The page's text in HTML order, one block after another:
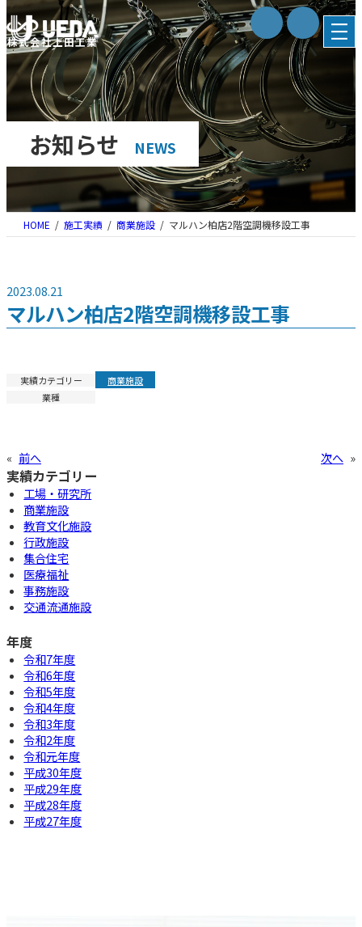
内
容
を
ス
キ
ッ
株式会社上田工業
お知らせ NEWS
HOME 施工実績 商業施設 マルハン柏店2階空調機移設工事
2023.08.21
マルハン柏店2階空調機移設工事
実績カテゴリー
商業施設
業種
« 前へ 次へ »
実績カテゴリー
工場・研究所
商業施設
教育文化施設
行政施設
集合住宅
医療福祉
事務施設
交通流通施設
年度
令和7年度
令和6年度
令和5年度
令和4年度
令和3年度
令和2年度
令和元年度
平成30年度
平成29年度
平成28年度
平成27年度